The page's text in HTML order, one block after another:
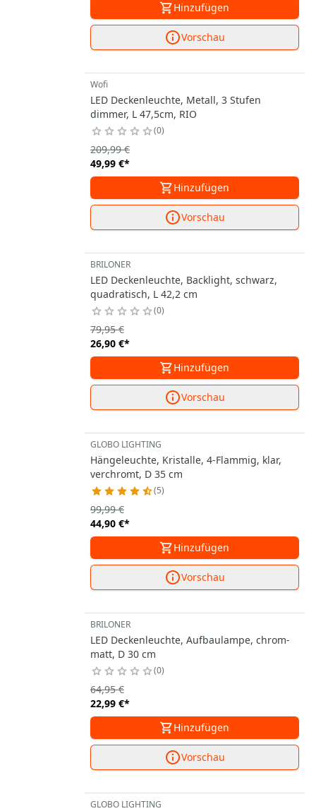
Hinzufügen
Vorschau
Wofi
LED Deckenleuchte, Metall, 3 Stufen
dimmer, L 47,5cm, RIO
0
49,99 €*
209,99 €
Hinzufügen
Vorschau
BRILONER
LED Deckenleuchte, Backlight, schwarz,
quadratisch, L 42,2 cm
0
26,90 €*
79,95 €
Hinzufügen
Vorschau
GLOBO LIGHTING
Hängeleuchte, Kristalle, 4-Flammig, klar,
verchromt, D 35 cm
5
44,90 €*
99,99 €
Hinzufügen
Vorschau
BRILONER
LED Deckenleuchte, Aufbaulampe, chrom-
matt, D 30 cm
0
22,99 €*
64,95 €
Hinzufügen
Vorschau
GLOBO LIGHTING